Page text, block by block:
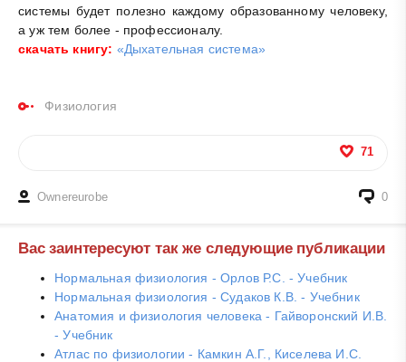
системы будет полезно каждому образованному человеку,
а уж тем более - профессионалу.
скачать книгу: «Дыхательная система»
Физиология
71
Ownereurobe 0
Вас заинтересуют так же следующие публикации
Нормальная физиология - Орлов Р.С. - Учебник
Нормальная физиология - Судаков К.В. - Учебник
Анатомия и физиология человека - Гайворонский И.В.
- Учебник
Атлас по физиологии - Камкин А.Г., Киселева И.С.